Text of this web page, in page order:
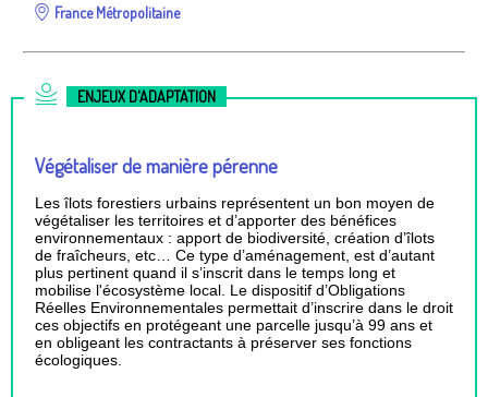
France Métropolitaine
ENJEUX D'ADAPTATION
Végétaliser de manière pérenne
Les îlots forestiers urbains représentent un bon moyen de
végétaliser les territoires et d’apporter des bénéfices
environnementaux : apport de biodiversité, création d’îlots
de fraîcheurs, etc… Ce type d’aménagement, est d’autant
plus pertinent quand il s’inscrit dans le temps long et
mobilise l'écosystème local. Le dispositif d’Obligations
Réelles Environnementales permettait d’inscrire dans le droit
ces objectifs en protégeant une parcelle jusqu’à 99 ans et
en obligeant les contractants à préserver ses fonctions
écologiques.